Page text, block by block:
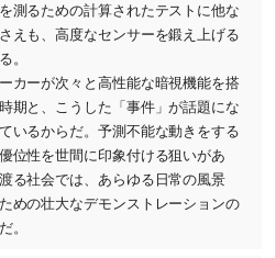
測るための計算されたテストに他な
えも、高度なセンサーを鍛え上げる
。
カーが次々と高性能な暗視機能を搭
期と、こうした「事件」が話題にな
いるからだ。予測不能な動きをする
位性を世間に印象付ける狙いがあ
る社会では、あらゆる日常の風景
めの壮大なデモンストレーションの
。